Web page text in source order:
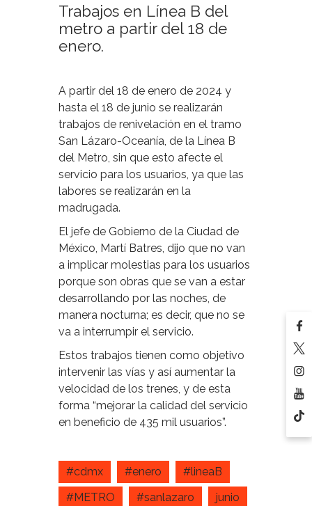
Contacto
Trabajos en Línea B del
metro a partir del 18 de
enero.
A partir del 18 de enero de 2024 y
hasta el 18 de junio se realizarán
trabajos de renivelación en el tramo
San Lázaro-Oceanía, de la Línea B
del Metro, sin que esto afecte el
servicio para los usuarios, ya que las
labores se realizarán en la
madrugada.
El jefe de Gobierno de la Ciudad de
México, Martí Batres, dijo que no van
a implicar molestias para los usuarios
porque son obras que se van a estar
desarrollando por las noches, de
manera nocturna; es decir, que no se
va a interrumpir el servicio.
Estos trabajos tienen como objetivo
intervenir las vías y así aumentar la
velocidad de los trenes, y de esta
forma “mejorar la calidad del servicio
en beneficio de 435 mil usuarios”.
#cdmx #enero
#lineaB
#METRO
#sanlazaro
junio